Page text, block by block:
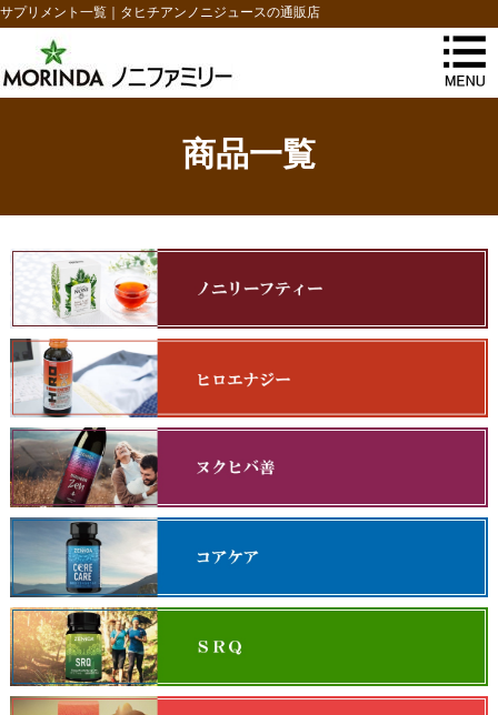
サプリメント一覧｜タヒチアンノニジュースの通販店
商品一覧